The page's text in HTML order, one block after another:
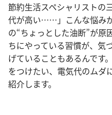
節約生活スペシャリストの
代が高い……」こんな悩み
の“ちょっとした油断”が原
ちにやっている習慣が、気
げていることもあるんです
をつけたい、電気代のムダ
紹介します。